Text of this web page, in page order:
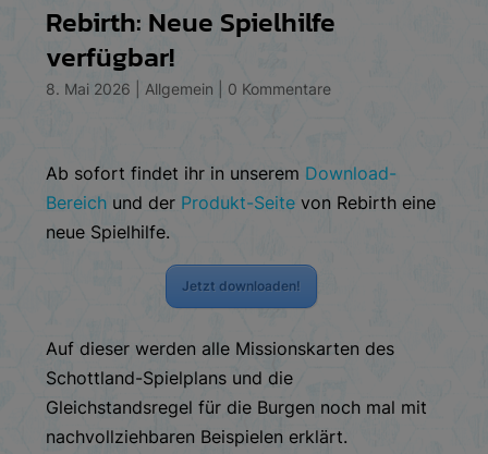
Rebirth: Neue Spielhilfe
verfügbar!
8. Mai 2026 Allgemein 0 Kommentare
Ab sofort findet ihr in unserem Download-
Bereich und der Produkt-Seite von Rebirth eine
neue Spielhilfe.
Jetzt downloaden!
Auf dieser werden alle Missionskarten des
Schottland-Spielplans und die
Gleichstandsregel für die Burgen noch mal mit
nachvollziehbaren Beispielen erklärt.